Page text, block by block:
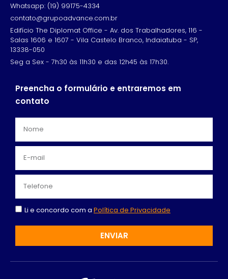
Whatsapp: (19) 99175-4334
contato@grupoadvance.com.br
Edifício The Diplomat Office - Av. dos Trabalhadores, 116 -
Salas 1606 e 1607 - Vila Castelo Branco, Indaiatuba - SP,
13338-050
Seg a Sex - 7h30 às 11h30 e das 12h45 às 17h30.
Preencha o formulário e entraremos em
contato
Li e concordo com a Política de Privacidade
ENVIAR